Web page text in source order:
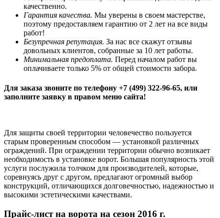
качественно.
Гарантия качества. Мы уверены в своем мастерстве,
поэтому предоставляем гарантию от 2 лет на все виды
работ!
Безупречная репутация. За нас все скажут отзывы
довольных клиентов, собранные за 10 лет работы.
Минимальная предоплата. Перед началом работ вы
оплачиваете только 5% от общей стоимости забора.
Для заказа звоните по телефону +7 (499) 322-96-65, или
заполните заявку в правом меню сайта!
Для защиты своей территории человечество пользуется
старым проверенным способом — установкой различных
ограждений. При ограждении территории обычно возникает
необходимость в установке ворот. Большая популярность этой
услуги послужила толчком для производителей, которые,
соревнуясь друг с другом, предлагают огромный выбор
конструкций, отличающихся долговечностью, надежностью и
высокими эстетическими качествами.
Прайс-лист на ворота на сезон 2016 г.